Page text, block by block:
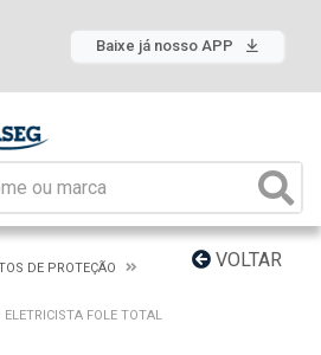
Baixe já nosso APP
VOLTAR
DE PROTEÇÃO
FOLE TOTAL